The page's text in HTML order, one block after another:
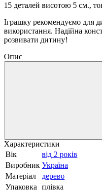
15 деталей висотою 5 см.,
Іграшку рекомендуємо для
використання. Надійна
розвивати дитину!
Опис
Характеристики
Вік
від 2 років
Виробник Україна
Матеріал
дерево
Упаковка
плівка